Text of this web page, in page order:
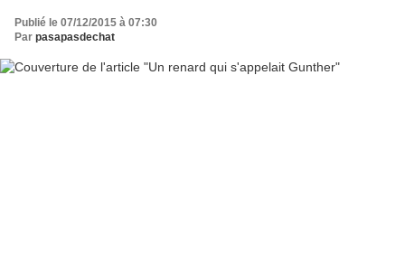
Publié le 07/12/2015 à 07:30
Par pasapasdechat